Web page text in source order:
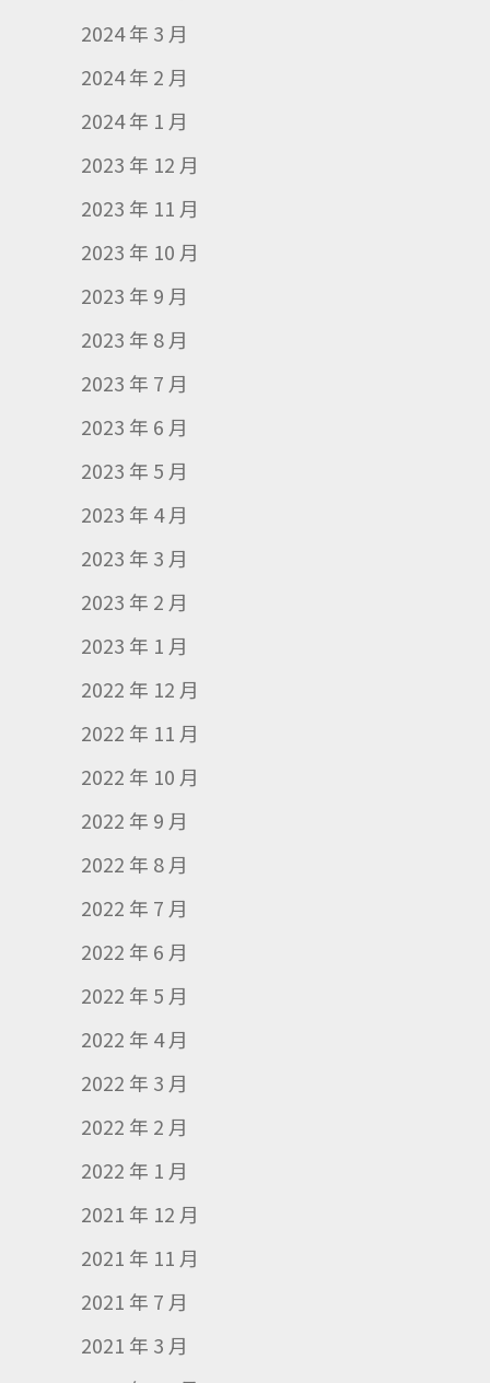
2024 年 3 月
2024 年 2 月
2024 年 1 月
2023 年 12 月
2023 年 11 月
2023 年 10 月
2023 年 9 月
2023 年 8 月
2023 年 7 月
2023 年 6 月
2023 年 5 月
2023 年 4 月
2023 年 3 月
2023 年 2 月
2023 年 1 月
2022 年 12 月
2022 年 11 月
2022 年 10 月
2022 年 9 月
2022 年 8 月
2022 年 7 月
2022 年 6 月
2022 年 5 月
2022 年 4 月
2022 年 3 月
2022 年 2 月
2022 年 1 月
2021 年 12 月
2021 年 11 月
2021 年 7 月
2021 年 3 月